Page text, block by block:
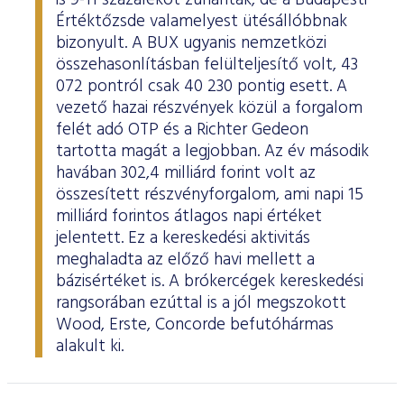
Értéktőzsde valamelyest ütésállóbbnak
bizonyult. A BUX ugyanis nemzetközi
összehasonlításban felülteljesítő volt, 43
072 pontról csak 40 230 pontig esett. A
vezető hazai részvények közül a forgalom
felét adó OTP és a Richter Gedeon
tartotta magát a legjobban. Az év második
havában 302,4 milliárd forint volt az
összesített részvényforgalom, ami napi 15
milliárd forintos átlagos napi értéket
jelentett. Ez a kereskedési aktivitás
meghaladta az előző havi mellett a
bázisértéket is. A brókercégek kereskedési
rangsorában ezúttal is a jól megszokott
Wood, Erste, Concorde befutóhármas
alakult ki.